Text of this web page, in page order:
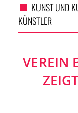
KUNST UND
KÜNSTLER
VEREIN